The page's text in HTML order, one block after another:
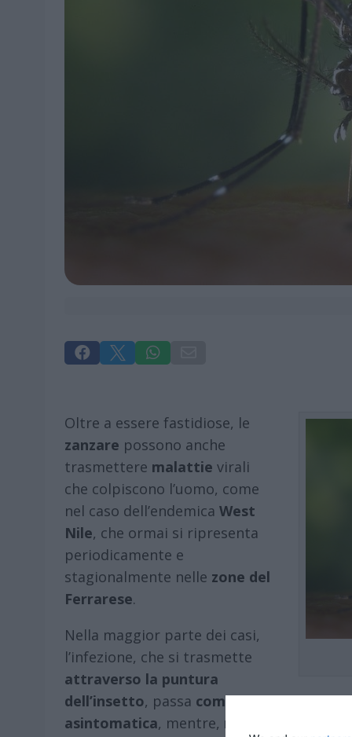
  
Oltre a essere fastidiose, le
zanzare possono anche
trasmettere malattie virali
che colpiscono l’uomo, come
nel caso dell’endemica West
Nile, che ormai si ripresenta
periodicamente e
stagionalmente nelle zone del
Ferrarese.
Nella maggior parte dei casi,
l’infezione, che si trasmette
attraverso la puntura
dell’insetto, passa come
asintomatica, mentre, nel 20%